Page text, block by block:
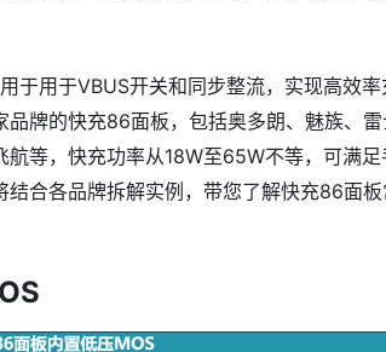
于用于VBUS开关和同步整流，实现高效率
品牌的快充86面板，包括奥多朗、魅族、
航等，快充功率从18W至65W不等，可满足
结合各品牌拆解实例，带您了解快充86面